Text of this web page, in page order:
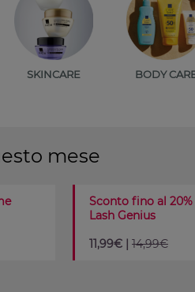
SKINCARE BODY
mese
Sconto fino al 20%
Lash Genius
11,99€ | 14,99€